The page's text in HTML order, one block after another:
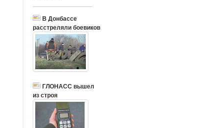
В Донбассе
расстреляли боевиков
ГЛОНАСС вышел
из строя